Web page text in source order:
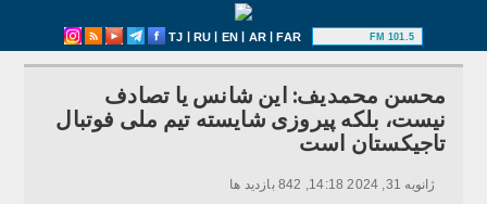
TJ | RU | EN | AR|FAR 101.5 FM
محسن محمدیف: این شانس یا تصادف
نیست، بلکه پیروزی شایسته تیم ملی فوتبال
تاجیکستان است
ژانویه 31, 2024 14:18, 842 بازدید ها